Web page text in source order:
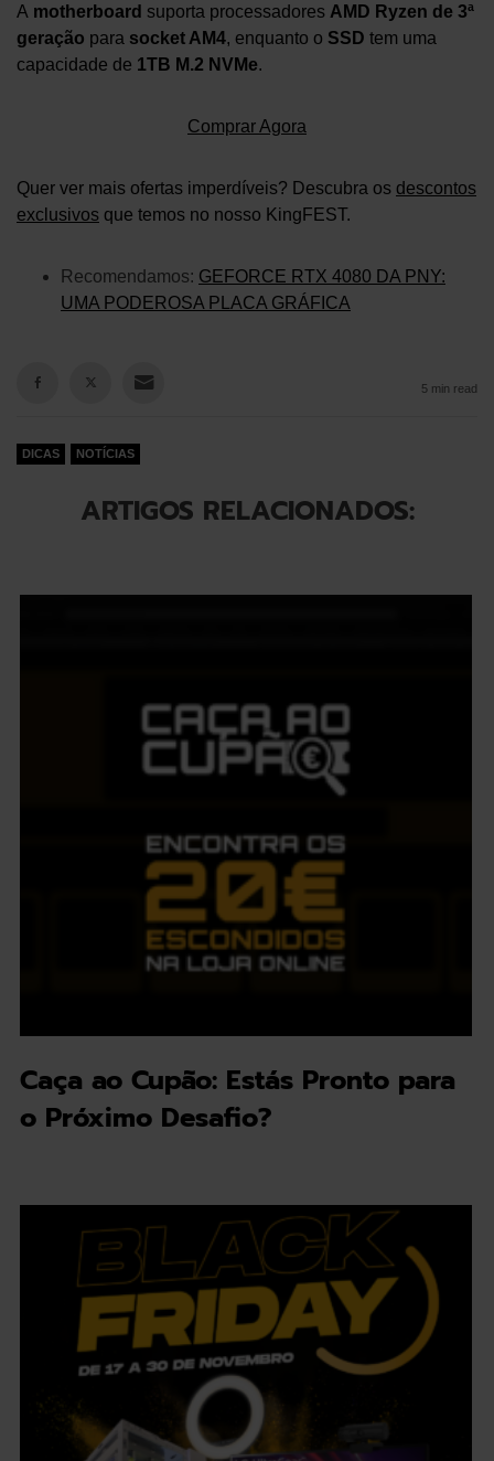
A motherboard suporta processadores AMD Ryzen de 3ª
geração para socket AM4, enquanto o SSD tem uma
capacidade de 1TB M.2 NVMe.
Comprar Agora
Quer ver mais ofertas imperdíveis? Descubra os descontos
exclusivos que temos no nosso KingFEST.
Recomendamos: GEFORCE RTX 4080 DA PNY:
UMA PODEROSA PLACA GRÁFICA
5 min read
DICAS NOTÍCIAS
ARTIGOS RELACIONADOS:
Caça ao Cupão: Estás Pronto para
o Próximo Desafio?